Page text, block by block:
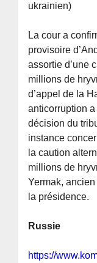
ukrainien)
La cour a
provisoire
assortie d’une
millions de
d’appel de la
anticorruption
décision du
instance
la caution
millions de
Yermak,
la présidence.
Russie
https://